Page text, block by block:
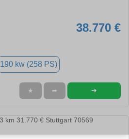
38.770 €
190 kw (258 PS)
★ ➦ ➜